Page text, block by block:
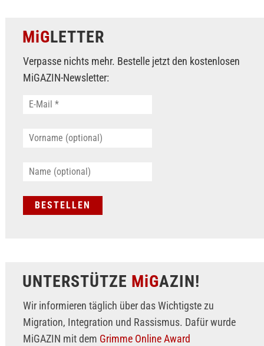
MiGLETTER
Verpasse nichts mehr. Bestelle jetzt den kostenlosen
MiGAZIN-Newsletter:
UNTERSTÜTZE MiGAZIN!
Wir informieren täglich über das Wichtigste zu
Migration, Integration und Rassismus. Dafür wurde
MiGAZIN mit dem Grimme Online Award